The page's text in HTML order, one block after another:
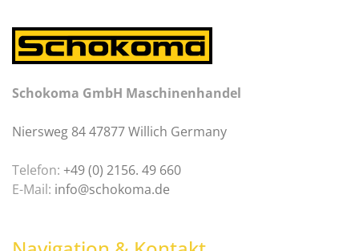
Schokoma GmbH Maschinenhandel
Niersweg 84 47877 Willich Germany
Telefon: +49 (0) 2156. 49 660
E-Mail: info@schokoma.de